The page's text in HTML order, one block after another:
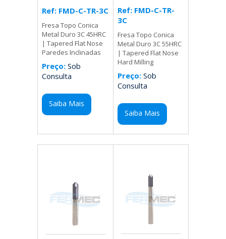
Ref: FMD-C-TR-3C
Fresa Topo Conica
Metal Duro 3C 45HRC
| Tapered Flat Nose
Paredes Inclinadas
Preço: Sob
Consulta
Saiba Mais
Ref: FMD-C-TR-
3C
Fresa Topo Conica
Metal Duro 3C 55HRC
| Tapered Flat Nose
Hard Milling
Preço:Sob
Consulta
Saiba Mais